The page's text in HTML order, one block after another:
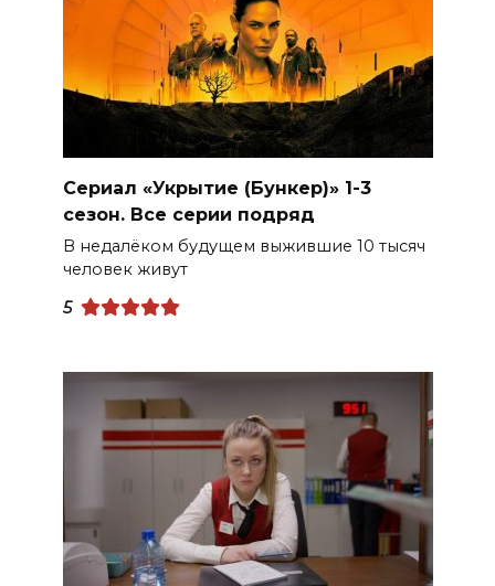
Сериал «Укрытие (Бункер)» 1-3
сезон. Все серии подряд
В недалёком будущем выжившие 10 тысяч
человек живут
5